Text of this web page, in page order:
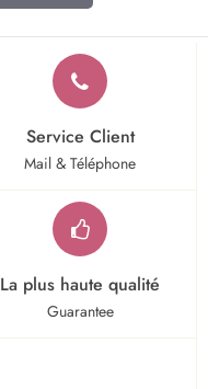
Service Client
Mail & Téléphone
La plus haute qualité
Guarantee